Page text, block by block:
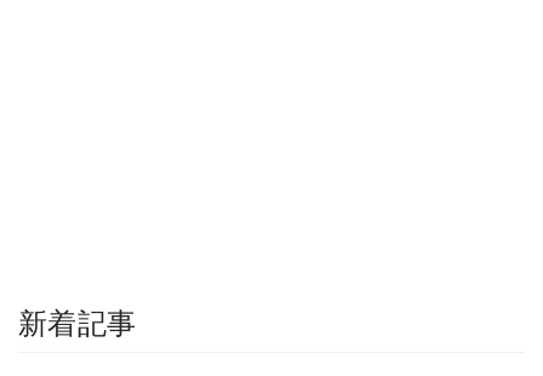
新着記事